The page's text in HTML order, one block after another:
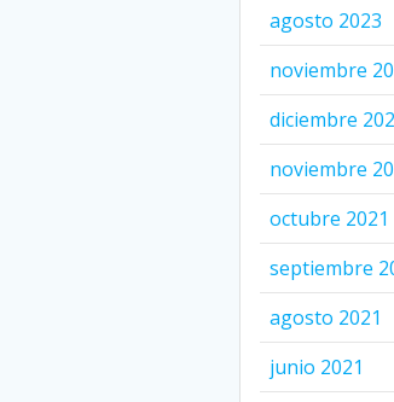
agosto 2023
noviembre
diciembre
noviembre
octubre 2021
septiembre
agosto 2021
junio 2021